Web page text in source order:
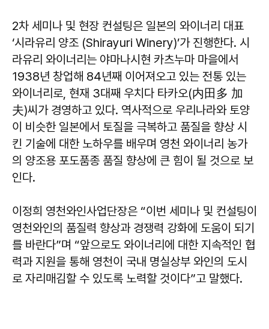
2차 세미나 및 현장 컨설팅은 일본의 와이너리 대표
‘시라유리 양조 (Shirayuri Winery)’가 진행한다. 시
라유리 와이너리는 야마나시현 카츠누마 마을에서
1938년 창업해 84년째 이어져오고 있는 전통 있는
와이너리로, 현재 3대째 우치다 타카오(内田多 加
夫)씨가 경영하고 있다. 역사적으로 우리나라와 토양
이 비슷한 일본에서 토질을 극복하고 품질을 향상 시
킨 기술에 대한 노하우를 배우며 영천 와이너리 농가
의 양조용 포도품종 품질 향상에 큰 힘이 될 것으로 보
인다.
이정희 영천와인사업단장은 “이번 세미나 및 컨설팅이
영천와인의 품질력 향상과 경쟁력 강화에 도움이 되기
를 바란다”며 “앞으로도 와이너리에 대한 지속적인 협
력과 지원을 통해 영천이 국내 명실상부 와인의 도시
로 자리매김할 수 있도록 노력할 것이다”고 말했다.